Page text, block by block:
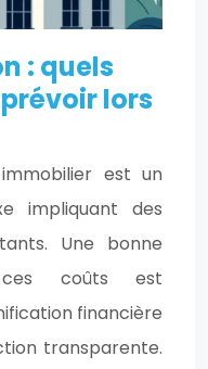
: quels
lors
est un
impliquant des
Une bonne
ces coûts est
financière
transparente.